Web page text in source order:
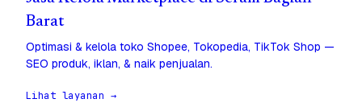
Barat
Optimasi & kelola toko Shopee, Tokopedia, TikTok Shop —
SEO produk, iklan, & naik penjualan.
Lihat layanan →